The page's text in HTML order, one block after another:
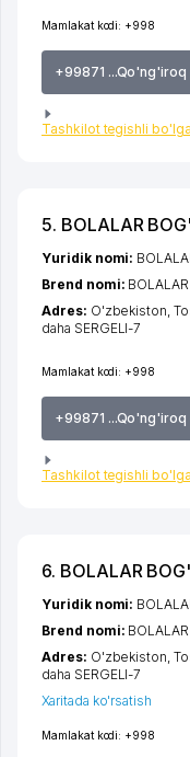
Mamlakat kodi: +998
+99871 ...Qo'ng'iroq
Tashkilot tegishli
5. BOLALAR
Mamlakat kodi: +998
+99871 ...Qo'ng'iroq
Tashkilot tegishli
Yuridik nomi:
Brend nomi:
Adres: O'zbekiston,
daha SERGELI-7
6. BOLALAR
Mamlakat kodi: +998
Yuridik nomi:
Brend nomi:
Adres: O'zbekiston,
daha SERGELI-7
Xaritada ko'rsatish